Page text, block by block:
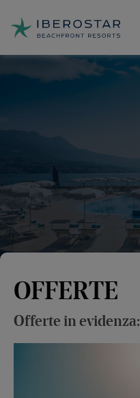
OFFERTE
Offerte in evidenza: